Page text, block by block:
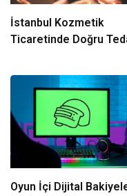
İstanbul Kozmetik
Ticaretinde Doğru
Oyun İçi Dijital